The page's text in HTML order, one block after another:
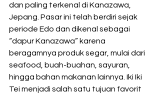
dan paling terkenal di Kanazawa,
Jepang. Pasar ini telah berdiri sejak
periode Edo dan dikenal sebagai
“dapur Kanazawa” karena
beragamnya produk segar, mulai dari
seafood, buah-buahan, sayuran,
hingga bahan makanan lainnya. Iki Iki
Tei menjadi salah satu tujuan favorit